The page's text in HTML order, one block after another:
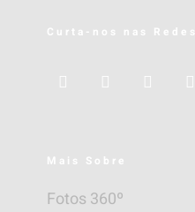
Curta-nos nas Redes
Mais Sobre
Fotos 360º